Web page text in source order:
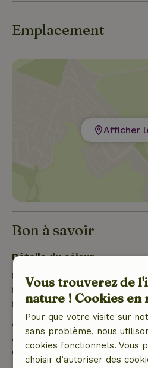
Emplacement
Afficher
Bon à savoir
Détails du séjour
Arrivée: 16:00- 23:00
Départ: 07:00- 10:00
Séjour sans contact
Annulation gratuite dans
Annulation gratuite dans les
confirmation de ta
Vous trouverez de
nature ! Cookies en
Pour que votre visite sur
sans problème, nous
cookies fonctionnels. Vous
choisir d’autoriser des